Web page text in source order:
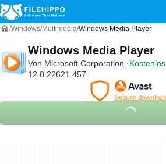
Windows Multimedia Windows Media Player
Windows Media Player
Von Microsoft Corporation
Kostenlos
12.0.22621.457